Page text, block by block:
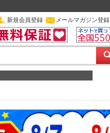
新規会員登録 メールマガジン登録